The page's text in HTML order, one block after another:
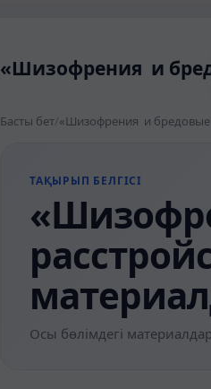
«Шизофрения и
Басты бет/«Шизофрения и бредовые
ТАҚЫРЫП БЕЛГІСІ
Осы бөлімдегі